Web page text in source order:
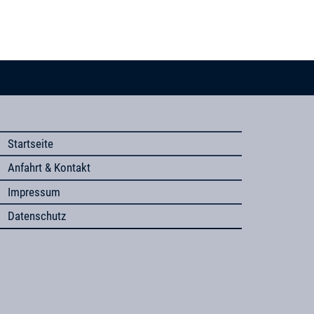
Startseite
Anfahrt & Kontakt
Impressum
Datenschutz